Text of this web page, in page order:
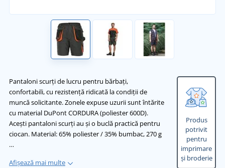
Pantaloni scurți de lucru pentru bărbați,
confortabili, cu rezistență ridicată la condiții de
muncă solicitante. Zonele expuse uzurii sunt întărite
cu material DuPont CORDURA (poliester 600D).
Acești pantaloni scurți au și o buclă practică pentru
ciocan. Material: 65% poliester / 35% bumbac, 270 g
…
Afișează mai multe
Produs
potrivit
pentru
imprimare
și broderie